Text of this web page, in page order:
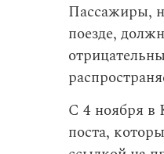
Пассажиры,
поезде,
С 4 ноября в
поста,